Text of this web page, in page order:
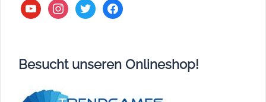
youtubeinstagram
twitter facebook
Besucht unseren Onlineshop!